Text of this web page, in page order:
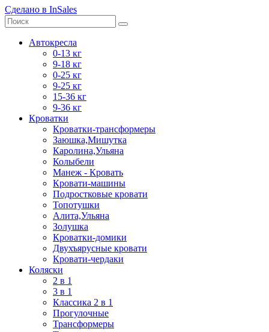
Сделано в InSales
Автокресла
0-13 кг
9-18 кг
0-25 кг
9-25 кг
15-36 кг
9-36 кг
Кроватки
Кроватки-трансформеры
Заюшка,Мишутка
Каролина,Ульяна
Колыбели
Манеж - Кровать
Кровати-машины
Подростковые кровати
Топотушки
Алита,Ульяна
Золушка
Кроватки-домики
Двухъярусные кровати
Кровати-чердаки
Коляски
2 в 1
3 в 1
Классика 2 в 1
Прогулочные
Трансформеры